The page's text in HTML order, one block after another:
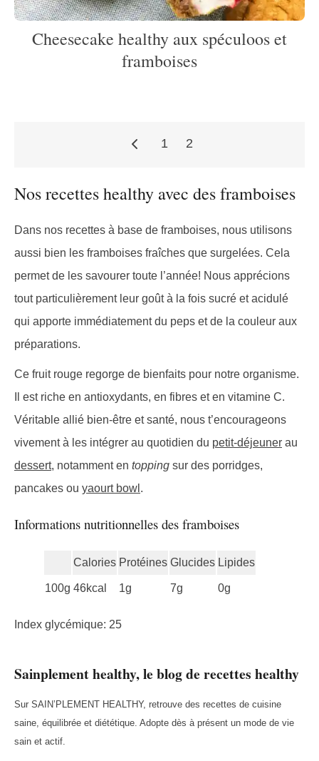
Cheesecake healthy aux spéculoos et
framboises
publications
1 2
Nos recettes healthy avec des framboises
Dans nos recettes à base de framboises, nous utilisons
aussi bien les framboises fraîches que surgelées. Cela
permet de les savourer toute l’année! Nous apprécions
tout particulièrement leur goût à la fois sucré et acidulé
qui apporte immédiatement du peps et de la couleur aux
préparations.
Ce fruit rouge regorge de bienfaits pour notre organisme.
Il est riche en antioxydants, en fibres et en vitamine C.
Véritable allié bien-être et santé, nous t’encourageons
vivement à les intégrer au quotidien du petit-déjeuner au
dessert, notamment en topping sur des porridges,
pancakes ou yaourt bowl .
Informations nutritionnelles des framboises
Calories Protéines Glucides Lipides
100g 46kcal 1g 7g 0g
Index glycémique: 25
Sainplement healthy, le blog de recettes healthy
Sur SAIN’PLEMENT HEALTHY, retrouve des recettes de cuisine
saine, équilibrée et diététique. Adopte dès à présent un mode de vie
sain et actif.